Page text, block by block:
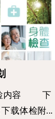
检内容 下
载体检附...